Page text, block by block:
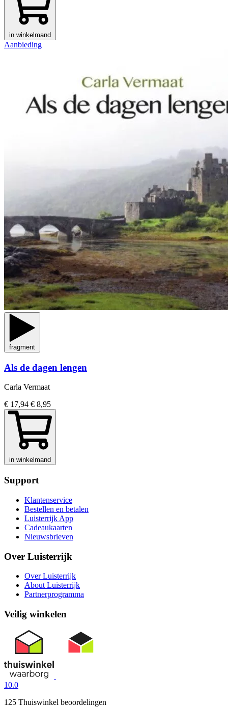
in winkelmand
Aanbieding
fragment
Als de dagen lengen
Carla Vermaat
€ 17,94 € 8,95
in winkelmand
Support
Klantenservice
Bestellen en betalen
Luisterrijk App
Cadeaukaarten
Nieuwsbrieven
Over Luisterrijk
Over Luisterrijk
About Luisterrijk
Partnerprogramma
Veilig winkelen
10.0
125 Thuiswinkel beoordelingen